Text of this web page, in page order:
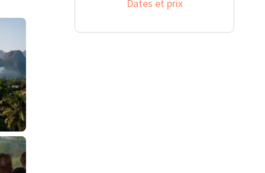
Dates et prix